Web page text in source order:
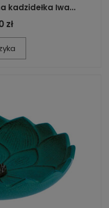
kadzidełka Iwa...
zł